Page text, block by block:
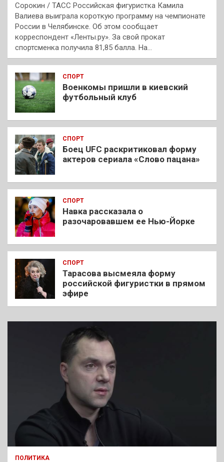
Сорокин / ТАСС Российская фигуристка Камила
Валиева выиграла короткую программу на чемпионате
России в Челябинске. Об этом сообщает
корреспондент «Ленты.ру». За свой прокат
спортсменка получила 81,85 балла. На…
СПОРТ
Военкомы пришли в киевский
футбольный клуб
СПОРТ
Боец UFC раскритиковал форму
актеров сериала «Слово пацана»
СПОРТ
Навка рассказала о
разочаровавшем ее Нью-Йорке
СПОРТ
Тарасова высмеяла форму
российской фигуристки в прямом
эфире
ПОЛИТИКА